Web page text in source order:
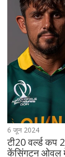
6 जून 2024
टी20 वर्ल्ड कप
केंसिंगटन ओवल